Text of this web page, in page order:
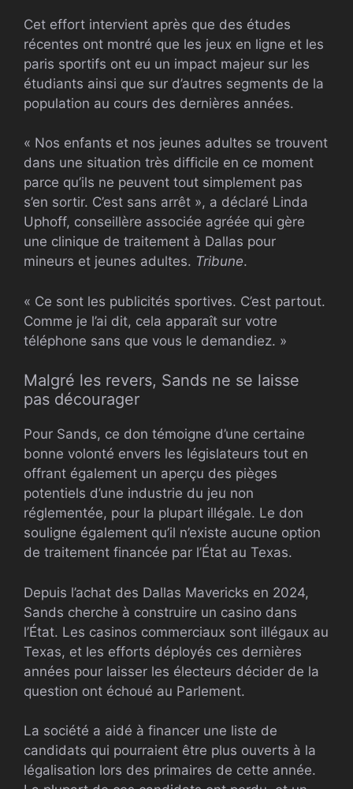
Cet effort intervient après que des études
récentes ont montré que les jeux en ligne et les
paris sportifs ont eu un impact majeur sur les
étudiants ainsi que sur d’autres segments de la
population au cours des dernières années.
« Nos enfants et nos jeunes adultes se trouvent
dans une situation très difficile en ce moment
parce qu’ils ne peuvent tout simplement pas
s’en sortir. C’est sans arrêt », a déclaré Linda
Uphoff, conseillère associée agréée qui gère
une clinique de traitement à Dallas pour
mineurs et jeunes adultes. Tribune.
« Ce sont les publicités sportives. C’est partout.
Comme je l’ai dit, cela apparaît sur votre
téléphone sans que vous le demandiez. »
Malgré les revers, Sands ne se laisse
pas décourager
Pour Sands, ce don témoigne d’une certaine
bonne volonté envers les législateurs tout en
offrant également un aperçu des pièges
potentiels d’une industrie du jeu non
réglementée, pour la plupart illégale. Le don
souligne également qu’il n’existe aucune option
de traitement financée par l’État au Texas.
Depuis l’achat des Dallas Mavericks en 2024,
Sands cherche à construire un casino dans
l’État. Les casinos commerciaux sont illégaux au
Texas, et les efforts déployés ces dernières
années pour laisser les électeurs décider de la
question ont échoué au Parlement.
La société a aidé à financer une liste de
candidats qui pourraient être plus ouverts à la
légalisation lors des primaires de cette année.